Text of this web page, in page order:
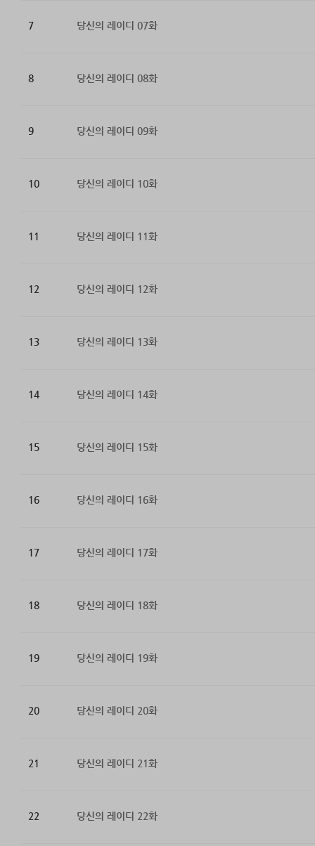
7 당신의 레이디 07화
8 당신의 레이디 08화
9 당신의 레이디 09화
10 당신의 레이디 10화
11 당신의 레이디 11화
12 당신의 레이디 12화
13 당신의 레이디 13화
14 당신의 레이디 14화
15 당신의 레이디 15화
16 당신의 레이디 16화
17 당신의 레이디 17화
18 당신의 레이디 18화
19 당신의 레이디 19화
20 당신의 레이디 20화
21 당신의 레이디 21화
22 당신의 레이디 22화